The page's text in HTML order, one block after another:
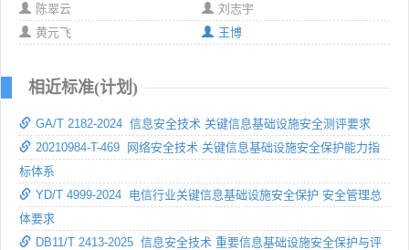
陈翠云
刘志宇
黄元飞
王博
相近标准(计划)
GA/T 2182-2024 信息安全技术 关键信息基础设施安全测评要求
20210984-T-469 网络安全技术 关键信息基础设施安全保护能力指
标体系
YD/T 4999-2024 电信行业关键信息基础设施安全保护 安全管理总
体要求
DB11/T 2413-2025 信息安全技术 重要信息基础设施安全保护与评